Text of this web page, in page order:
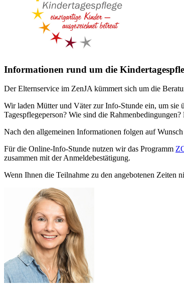
Informationen rund um die
Der Elternservice im ZenJA kümmert sich um die
Wir laden Mütter und Väter zur Info-Stunde ein, um sie
Tagespflegeperson? Wie sind die
Nach den allgemeinen Informationen folgen auf
Für die Online-Info-Stunde nutzen wir das Programm
zusammen mit der Anmeldebestätigung.
Wenn Ihnen die Teilnahme zu den angebotenen Zeiten